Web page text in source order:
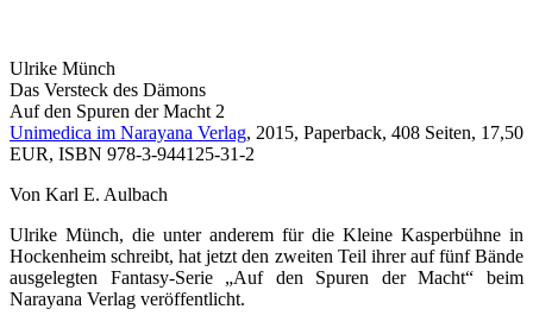
Ulrike Münch
Das Versteck des Dämons
Auf den Spuren der Macht 2
Unimedica im Narayana Verlag, 2015, Paperback, 408 Seiten, 17,50
EUR, ISBN 978-3-944125-31-2
Von Karl E. Aulbach
Ulrike Münch, die unter anderem für die Kleine Kasperbühne in
Hockenheim schreibt, hat jetzt den zweiten Teil ihrer auf fünf Bände
ausgelegten Fantasy-Serie „Auf den Spuren der Macht“ beim
Narayana Verlag veröffentlicht.